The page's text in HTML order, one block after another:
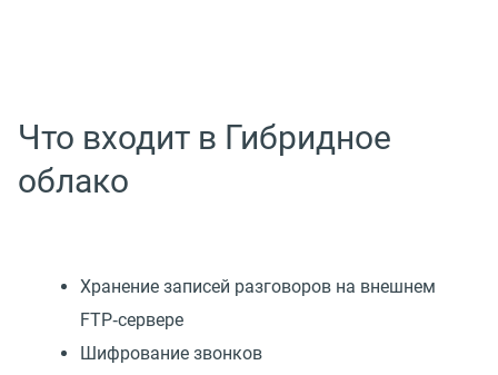
Что входит в Гибридное
облако
Хранение записей разговоров на внешнем
FTP‑сервере
Шифрование звонков